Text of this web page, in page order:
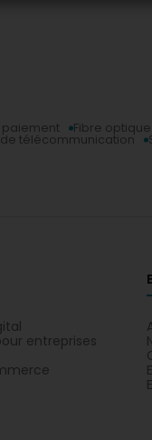
Fibre optique
télécommunication
entreprises